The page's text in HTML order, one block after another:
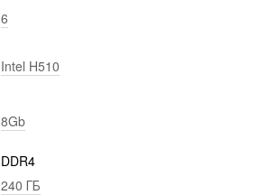
6
Intel H510
8Gb
DDR4
240 ГБ